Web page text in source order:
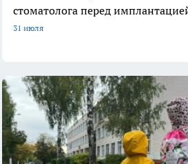
стоматолога перед
31 июля